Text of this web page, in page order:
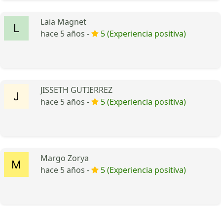
Laia Magnet
hace 5 años -
5 (Experiencia positiva)
JISSETH GUTIERREZ
hace 5 años -
5 (Experiencia positiva)
Margo Zorya
hace 5 años -
5 (Experiencia positiva)